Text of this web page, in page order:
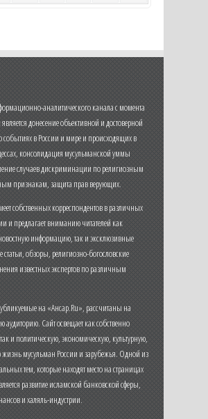
аналитического канала с момента
донесение объективной и достоверной
в России и мире и происходящих в
консолидация мусульманской уммы
случаев дискриминации по религиозным
признакам, защита прав верующих.
собственных корреспондентов в различных
и предлагает вниманию читателей как
информацию, так и эксклюзивные
статьи, обзоры, религиозно-богословские
известных экспертов по различным
на «Ансар.Ru», рассчитаны на
Сайт освещает как собственно
и политическую, экономическую, культурную,
мусульман России и зарубежья. Одной из
тем, которые находят место на страницах
развитие исламской банковской сферы,
и халяль-индустрии.